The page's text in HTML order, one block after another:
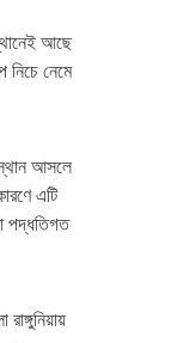
আছে
নেমে
আসলে
এটি
পদ্ধতিগত